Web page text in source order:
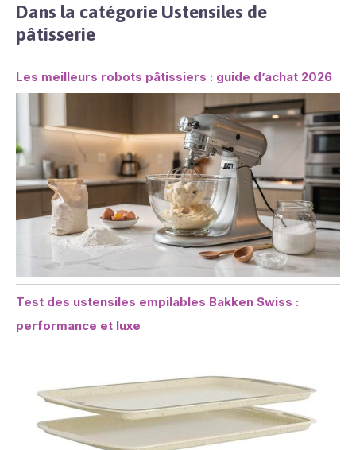
Dans la catégorie Ustensiles de
pâtisserie
Les meilleurs robots pâtissiers : guide d’achat 2026
Test des ustensiles empilables Bakken Swiss :
performance et luxe